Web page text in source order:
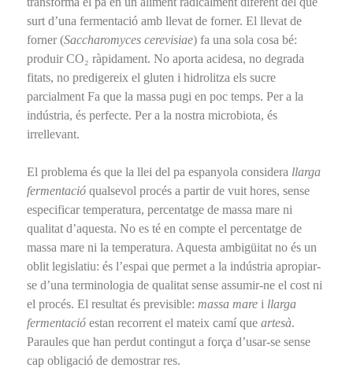
surt d’una fermentació amb llevat de forner. El llevat de
forner (Saccharomyces cerevisiae) fa una sola cosa bé:
produir CO₂ ràpidament. No aporta acidesa, no degrada
fitats, no predigereix el gluten i hidrolitza els sucre
parcialment Fa que la massa pugi en poc temps. Per a la
indústria, és perfecte. Per a la nostra microbiota, és
irrellevant.
El problema és que la llei del pa espanyola considera llarga
fermentació qualsevol procés a partir de vuit hores, sense
especificar temperatura, percentatge de massa mare ni
qualitat d’aquesta. No es té en compte el percentatge de
massa mare ni la temperatura. Aquesta ambigüitat no és un
oblit legislatiu: és l’espai que permet a la indústria apropiar-
se d’una terminologia de qualitat sense assumir-ne el cost ni
el procés. El resultat és previsible: massa mare i llarga
fermentació estan recorrent el mateix camí que artesà.
Paraules que han perdut contingut a força d’usar-se sense
cap obligació de demostrar res.